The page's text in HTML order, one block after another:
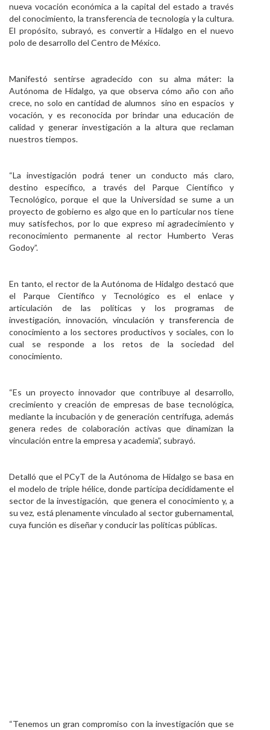
nueva vocación económica a la capital del estado a través
del conocimiento, la transferencia de tecnología y la cultura.
El propósito, subrayó, es convertir a Hidalgo en el nuevo
polo de desarrollo del Centro de México.
Manifestó sentirse agradecido con su alma máter: la
Autónoma de Hidalgo, ya que observa cómo año con año
crece, no solo en cantidad de alumnos sino en espacios y
vocación, y es reconocida por brindar una educación de
calidad y generar investigación a la altura que reclaman
nuestros tiempos.
“La investigación podrá tener un conducto más claro,
destino específico, a través del Parque Científico y
Tecnológico, porque el que la Universidad se sume a un
proyecto de gobierno es algo que en lo particular nos tiene
muy satisfechos, por lo que expreso mi agradecimiento y
reconocimiento permanente al rector Humberto Veras
Godoy”.
En tanto, el rector de la Autónoma de Hidalgo destacó que
el Parque Científico y Tecnológico es el enlace y
articulación de las políticas y los programas de
investigación, innovación, vinculación y transferencia de
conocimiento a los sectores productivos y sociales, con lo
cual se responde a los retos de la sociedad del
conocimiento.
“Es un proyecto innovador que contribuye al desarrollo,
crecimiento y creación de empresas de base tecnológica,
mediante la incubación y de generación centrífuga, además
genera redes de colaboración activas que dinamizan la
vinculación entre la empresa y academia”, subrayó.
Detalló que el PCyT de la Autónoma de Hidalgo se basa en
el modelo de triple hélice, donde participa decididamente el
sector de la investigación, que genera el conocimiento y, a
su vez, está plenamente vinculado al sector gubernamental,
cuya función es diseñar y conducir las políticas públicas.
“Tenemos un gran compromiso con la investigación que se